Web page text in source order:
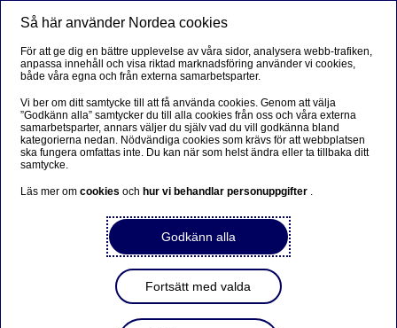
Så här använder Nordea cookies
För att ge dig en bättre upplevelse av våra sidor, analysera webb-trafiken,
anpassa innehåll och visa riktad marknadsföring använder vi cookies,
både våra egna och från externa samarbetsparter.
Vi ber om ditt samtycke till att få använda cookies. Genom att välja
”Godkänn alla” samtycker du till alla cookies från oss och våra externa
samarbetsparter, annars väljer du själv vad du vill godkänna bland
kategorierna nedan. Nödvändiga cookies som krävs för att webbplatsen
ska fungera omfattas inte. Du kan när som helst ändra eller ta tillbaka ditt
samtycke.
Läs mer omcookiesoch hur vi behandlar personuppgifter .
Godkänn alla
Fortsätt med valda